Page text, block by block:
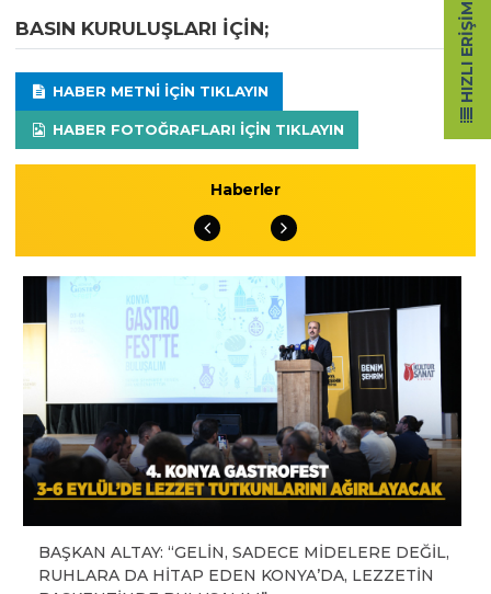
BASIN KURULUŞLARI IÇIN;
HABER METNI IÇIN TIKLAYIN
HABER FOTOĞRAFLARI IÇIN TIKLAYIN
Haberler
BAŞKAN ALTAY: “GELİN, SADECE MİDELERE DEĞİL,
RUHLARA DA HİTAP EDEN KONYA’DA, LEZZETİN
HIZLI ERIŞIM